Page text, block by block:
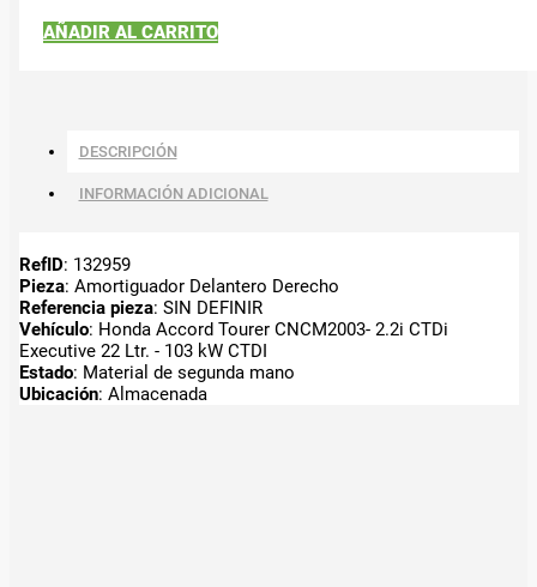
AÑADIR AL CARRITO
DESCRIPCIÓN
INFORMACIÓN ADICIONAL
RefID: 132959
Pieza: Amortiguador Delantero Derecho
Referencia pieza: SIN DEFINIR
Vehículo: Honda Accord Tourer CNCM2003- 2.2i CTDi
Executive 22 Ltr. - 103 kW CTDI
Estado: Material de segunda mano
Ubicación: Almacenada